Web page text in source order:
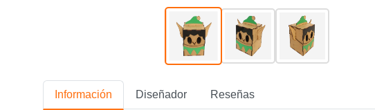
Información Diseñador Reseñas